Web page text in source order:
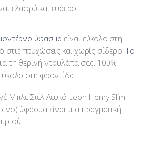
ελαφρύ και ευάερο.
ύφασμα είναι εύκολο στη
στις πτυχώσεις και χωρίς σίδερο. Το
τη θερινή ντουλάπα σας. 100%
στη φροντίδα.
Μπλε Σιέλ Λευκό Leon Henry Slim
ύφασμα είναι μια πραγματική